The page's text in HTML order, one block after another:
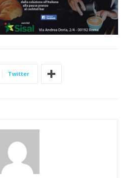
Twitter